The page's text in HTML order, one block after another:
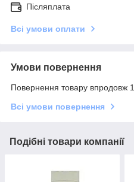
Післяплата
Всі умови оплати
Умови повернення
Повернення товару впродовж
Всі умови повернення
Подібні товари компанії